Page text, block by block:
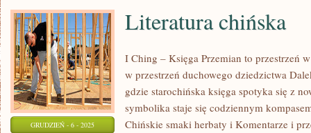
GRUDZIEŃ - 6 - 2025
Literatura chińska
I Ching – Księga Przemian to przestrzeń
w przestrzeń duchowego dziedzictwa
gdzie starochińska księga spotyka się z
symbolika staje się codziennym
Chińskie smaki herbaty i Komentarze i